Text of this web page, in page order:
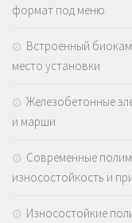
формат под меню
Встроенный
место установки
Железобетонные
и марши
Современные
износостойкость и
Износостойкие